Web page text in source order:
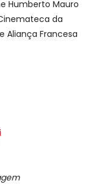
Humberto Mauro
da
Aliança Francesa